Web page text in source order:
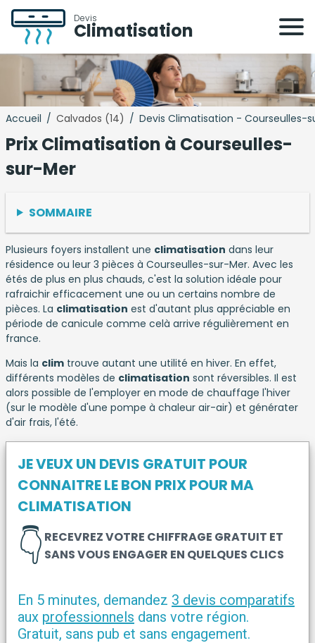
Devis
Climatisation
Accueil / Calvados (14) / Devis Climatisation - Courseulles-
Prix Climatisation à Courseulles-
sur-Mer
SOMMAIRE
Plusieurs foyers installent une climatisation dans leur
résidence ou leur 3 pièces à Courseulles-sur-Mer. Avec les
étés de plus en plus chauds, c'est la solution idéale pour
rafraichir efficacement une ou un certains nombre de
pièces. La climatisation est d'autant plus appréciable en
période de canicule comme celà arrive régulièrement en
france.
Mais la clim trouve autant une utilité en hiver. En effet,
différents modèles de climatisation sont réversibles. Il est
alors possible de l'employer en mode de chauffage l'hiver
(sur le modèle d'une pompe à chaleur air-air) et générater
d'air frais, l'été.
JE VEUX UN DEVIS GRATUIT POUR
CONNAITRE LE BON PRIX POUR MA
CLIMATISATION
RECEVREZ VOTRE CHIFFRAGE GRATUIT ET
SANS VOUS ENGAGER EN QUELQUES CLICS
👇
En 5 minutes, demandez 3 devis comparatifs
aux professionnels dans votre région.
Gratuit, sans pub et sans engagement.